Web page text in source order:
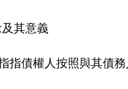
其意義
指債權人按照與其債